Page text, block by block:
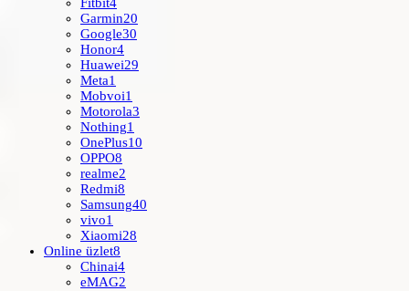
Fitbit4
Garmin20
Google30
Honor4
Huawei29
Meta1
Mobvoi1
Motorola3
Nothing1
OnePlus10
OPPO8
realme2
Redmi8
Samsung40
vivo1
Xiaomi28
Online üzlet8
Chinai4
eMAG2